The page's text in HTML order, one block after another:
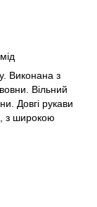
Виконана з
Вільний
Довгі рукави
з широкою